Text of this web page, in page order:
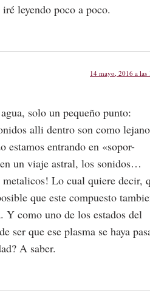
leyendo poco a poco.
14 mayo, 2016 a las
solo un pequeño punto:
alli dentro son como
estamos entrando en «sopor-
un viaje astral, los sonidos…
metalicos! Lo cual quiere decir,
que este compuesto
Y como uno de los estados del
ser que ese plasma se haya
A saber.